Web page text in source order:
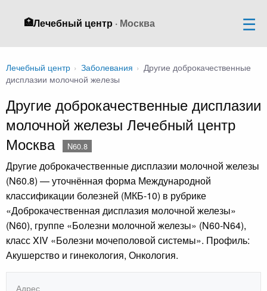
🏥Лечебный центр · Москва
Лечебный центр › Заболевания › Другие доброкачественные
дисплазии молочной железы
Другие доброкачественные дисплазии
молочной железы Лечебный центр
Москва
N60.8
Другие доброкачественные дисплазии молочной железы
(N60.8) — уточнённая форма Международной
классификации болезней (МКБ-10) в рубрике
«Доброкачественная дисплазия молочной железы»
(N60), группе «Болезни молочной железы» (N60-N64),
класс XIV «Болезни мочеполовой системы». Профиль:
Акушерство и гинекология, Онкология.
Адрес